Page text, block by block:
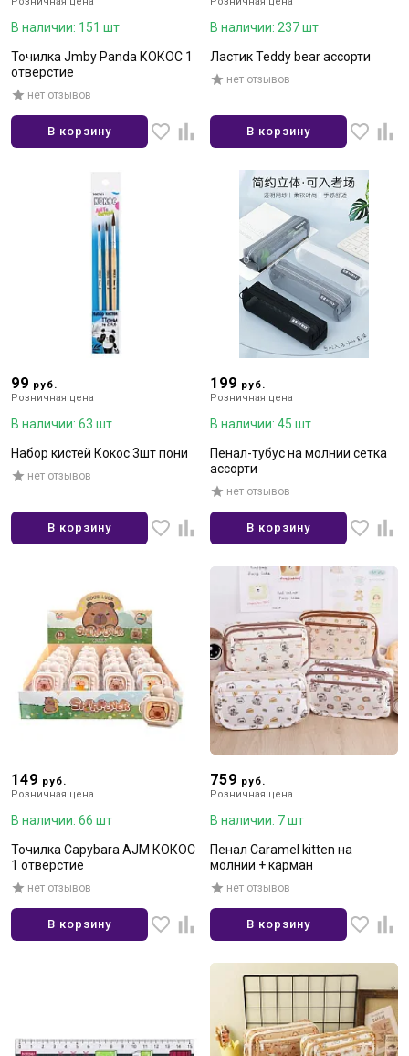
В наличии: 151 шт
Точилка Jmby Panda КОКОС 1
отверстие
нет отзывов
В корзину
В наличии: 237 шт
Ластик Teddy bear ассорти
нет отзывов
В корзину
99 руб.
Розничная цена
В наличии: 63 шт
Набор кистей Кокос 3шт пони
нет отзывов
В корзину
199 руб.
Розничная цена
В наличии: 45 шт
Пенал-тубус на молнии сетка
ассорти
нет отзывов
В корзину
149 руб.
Розничная цена
В наличии: 66 шт
Точилка Capybara AJM КОКОС
1 отверстие
нет отзывов
В корзину
759 руб.
Розничная цена
В наличии: 7 шт
Пенал Caramel kitten на
молнии + карман
нет отзывов
В корзину